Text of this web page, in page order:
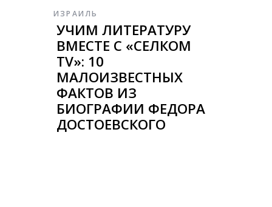
ИЗРАИЛЬ
УЧИМ ЛИТЕРАТУРУ
ВМЕСТЕ С «CЕЛКОМ
TV»: 10
МАЛОИЗВЕСТНЫХ
ФАКТОВ ИЗ
БИОГРАФИИ ФЕДОРА
ДОСТОЕВСКОГО